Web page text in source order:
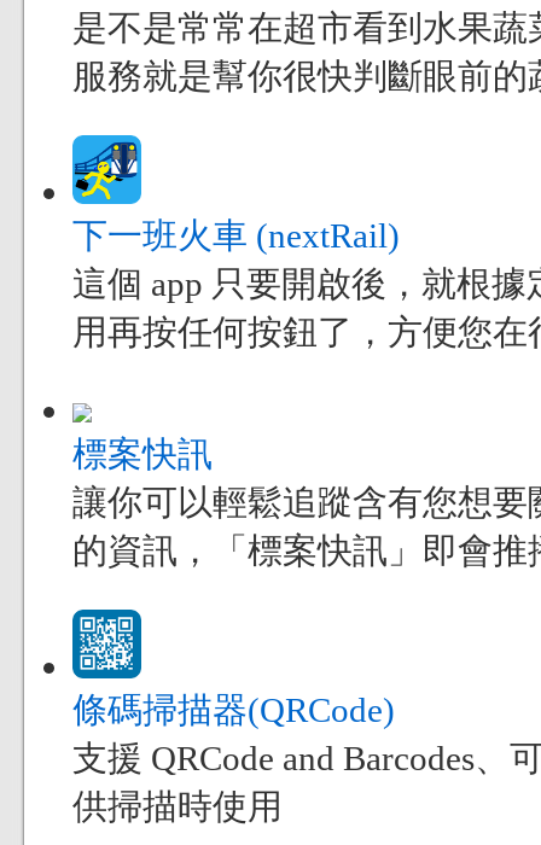
是不是常常在超市看到水果
服務就是幫你很快判斷眼前
下一班火車 (nextRail)
這個 app 只要開啟後，就根
用再按任何按鈕了，方便您
標案快訊
讓你可以輕鬆追蹤含有您想
的資訊，「標案快訊」即會推
條碼掃描器(QRCode)
支援 QRCode and Barcodes
供掃描時使用